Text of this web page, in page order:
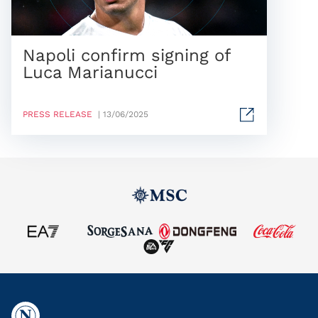
Napoli confirm signing of
Luca Marianucci
PRESS RELEASE | 13/06/2025